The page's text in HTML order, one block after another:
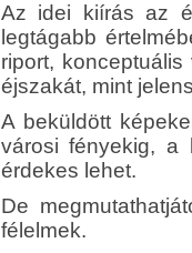
Az idei kiírás az
legtágabb
riport,
éjszakát, mint
A beküldött
városi fényekig, a
érdekes lehet.
De
félelmek.